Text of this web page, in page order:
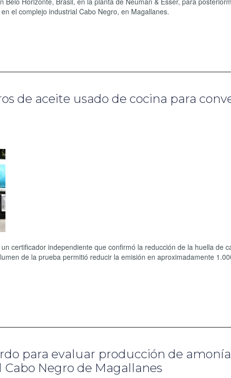
el complejo industrial Cabo Negro, en Magallanes.
de aceite usado de cocina para
certificador independiente que confirmó la reducción de la huella de
de la prueba permitió reducir la emisión en aproximadamente
para evaluar producción de
Negro de Magallanes